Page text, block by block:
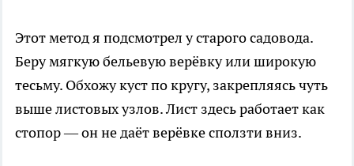
Этот метод я подсмотрел у старого садовода.
Беру мягкую бельевую верёвку или широкую
тесьму. Обхожу куст по кругу, закрепляясь чуть
выше листовых узлов. Лист здесь работает как
стопор — он не даёт верёвке сползти вниз.